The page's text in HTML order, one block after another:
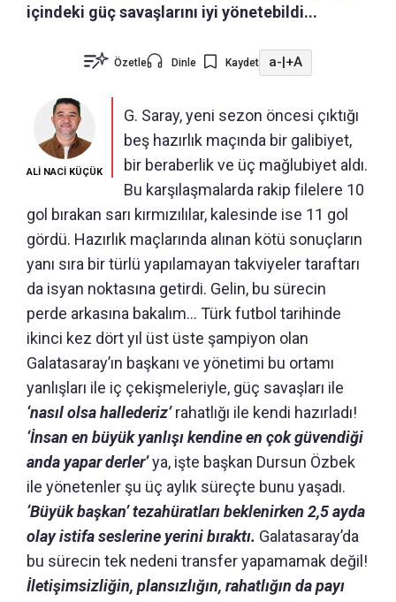
içindeki güç savaşlarını iyi yönetebildi...
Özetle Dinle Kaydet a- +A
ALİ NACİ KÜÇÜK
G. Saray, yeni sezon öncesi çıktığı
beş hazırlık maçında bir galibiyet,
bir beraberlik ve üç mağlubiyet aldı.
Bu karşılaşmalarda rakip filelere 10
gol bırakan sarı kırmızılılar, kalesinde ise 11 gol
gördü. Hazırlık maçlarında alınan kötü sonuçların
yanı sıra bir türlü yapılamayan takviyeler taraftarı
da isyan noktasına getirdi. Gelin, bu sürecin
perde arkasına bakalım… Türk futbol tarihinde
ikinci kez dört yıl üst üste şampiyon olan
Galatasaray’ın başkanı ve yönetimi bu ortamı
yanlışları ile iç çekişmeleriyle, güç savaşları ile
‘nasıl olsa hallederiz’rahatlığı ile kendi hazırladı!
‘İnsan en büyük yanlışı kendine en çok güvendiği
anda yapar derler’ya, işte başkan Dursun Özbek
ile yönetenler şu üç aylık süreçte bunu yaşadı.
‘Büyük başkan’ tezahüratları beklenirken 2,5 ayda
olay istifa seslerine yerini bıraktı. Galatasaray’da
bu sürecin tek nedeni transfer yapamamak değil!
İletişimsizliğin, plansızlığın, rahatlığın da payı